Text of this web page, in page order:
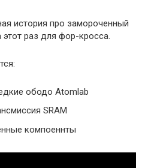
история про замороченный
этот раз для фор-кросса.
ободо Atomlab
SRAM
компоеннты